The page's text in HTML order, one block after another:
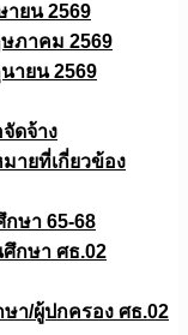
ายน 2569
ภาคม 2569
ายน 2569
ดจ้าง
ายที่เกี่ยวข้อง
ษา 65-68
กษา ศธ.02
า/ผู้ปกครอง ศธ.02